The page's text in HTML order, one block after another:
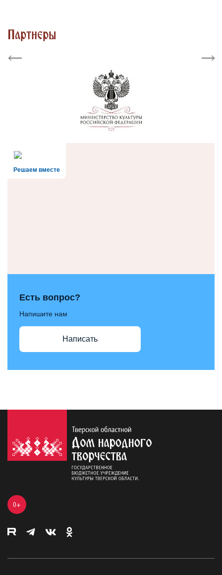
Партнеры
Previous Next
Решаем вместе
Есть вопрос?
Напишите нам
Написать
0+